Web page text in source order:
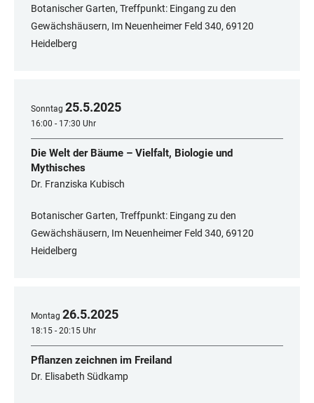
Botanischer Garten, Treffpunkt: Eingang zu den
Gewächshäusern, Im Neuenheimer Feld 340, ​​​​​​​69120
Heidelberg
Sonntag 25.5.2025
16:00 - 17:30 Uhr
Die Welt der Bäume – Vielfalt, Biologie und
Mythisches
Dr. Franziska Kubisch
Botanischer Garten, Treffpunkt: Eingang zu den
Gewächshäusern, Im Neuenheimer Feld 340, 69120
Heidelberg
Montag 26.5.2025
18:15 - 20:15 Uhr
Pflanzen zeichnen im Freiland
Dr. Elisabeth Südkamp